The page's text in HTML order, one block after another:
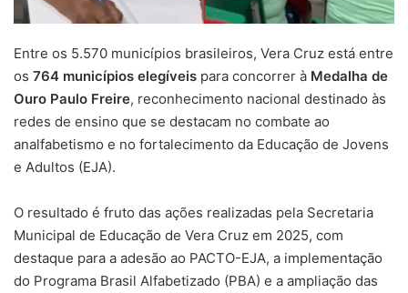
Entre os 5.570 municípios brasileiros, Vera Cruz está entre
os 764 municípios elegíveis para concorrer à Medalha de
Ouro Paulo Freire, reconhecimento nacional destinado às
redes de ensino que se destacam no combate ao
analfabetismo e no fortalecimento da Educação de Jovens
e Adultos (EJA).
O resultado é fruto das ações realizadas pela Secretaria
Municipal de Educação de Vera Cruz em 2025, com
destaque para a adesão ao PACTO-EJA, a implementação
do Programa Brasil Alfabetizado (PBA) e a ampliação das